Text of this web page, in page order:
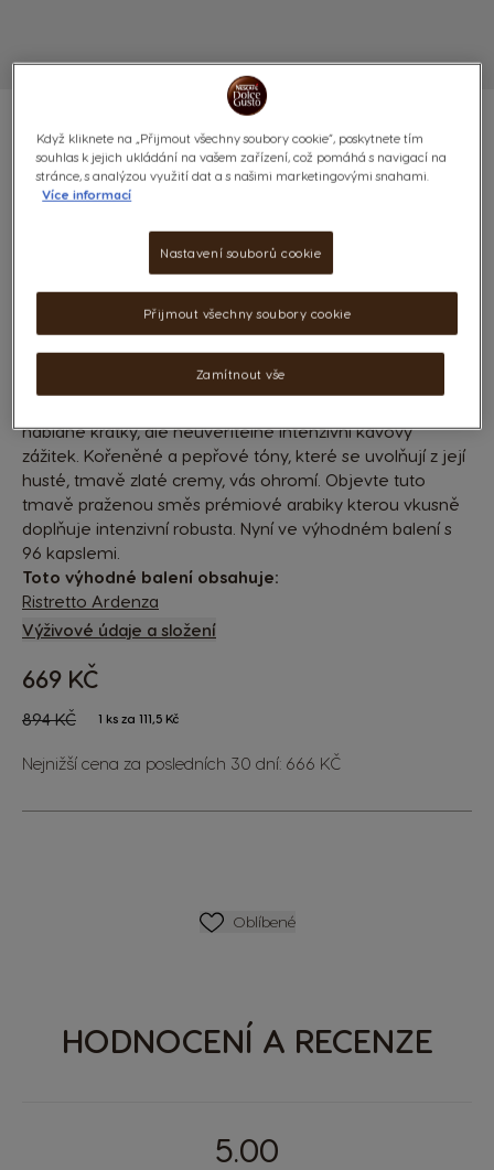
RISTRETTO ARDENZA - 96
INTENZITA 11
(2)
KAPSLE:x96
nabídne krátký, ale neuvěřitelně intenzivní kávový
zážitek. Kořeněné a pepřové tóny, které se uvolňují z její
husté, tmavě zlaté cremy, vás ohromí. Objevte tuto
tmavě praženou směs prémiové arabiky kterou vkusně
doplňuje intenzivní robusta. Nyní ve výhodném balení s
96 kapslemi.
Toto výhodné balení obsahuje:
Ristretto Ardenza
Výživové údaje a složení
The price depends on the chosen options
Regular Price
894 KČ
669 KČ
1 ks za 111,5 Kč
Nejnižší cena za posledních 30 dní: 666 KČ
SEZNAM PŘÁNÍ
Oblíbené
HODNOCENÍ A RECENZE
5.00
Když kliknete na „Přijmout všechny soubory cookie“, poskytnete tím
souhlas k jejich ukládání na vašem zařízení, což pomáhá s navigací na
stránce, s analýzou využití dat a s našimi marketingovými snahami.
Více informací
Nastavení souborů cookie
Zamítnout vše
Přijmout všechny soubory cookie